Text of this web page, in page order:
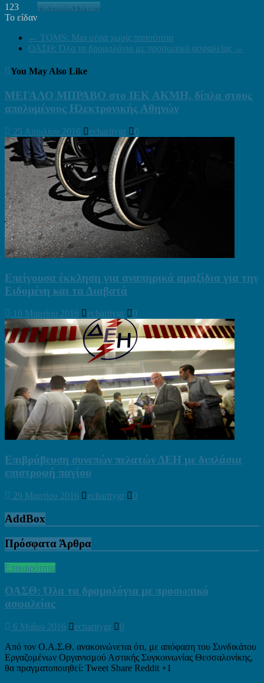
123
Το είδαν
FacebookTwitter
← TOMS: Μια μέρα χωρίς παπούτσια
ΟΑΣΘ: Όλα τα δρομολόγια με προσωπικό ασφαλείας →
You May Also Like
ΜΕΓΑΛΟ ΜΠΡΑΒΟ στo ΙΕΚ ΑΚΜΗ, δίπλα στους
απολυμένους Ηλεκτρονικής Αθηνών
25 Απριλίου 2016 echaritygr 0
Επείγουσα έκκληση για αναπηρικά αμαξίδια για την
Ειδομένη και τα Διαβατά
10 Μαρτίου 2016 echaritygr 0
Επιβράβευση συνεπών πελατών ΔΕΗ με διπλάσια
επιστροφή παγίου
29 Μαρτίου 2016 echaritygr 0
AddBox
Πρόσφατα Άρθρα
Επικαιρότητα
ΟΑΣΘ: Όλα τα δρομολόγια με προσωπικό
ασφαλείας
6 Μαΐου 2016 echaritygr
0
Από τον Ο.Α.Σ.Θ. ανακοινώνεται ότι, με απόφαση του Συνδικάτου
Εργαζομένων Οργανισμού Αστικής Συγκοινωνίας Θεσσαλονίκης,
θα πραγματοποιηθεί: Tweet Share Reddit +1